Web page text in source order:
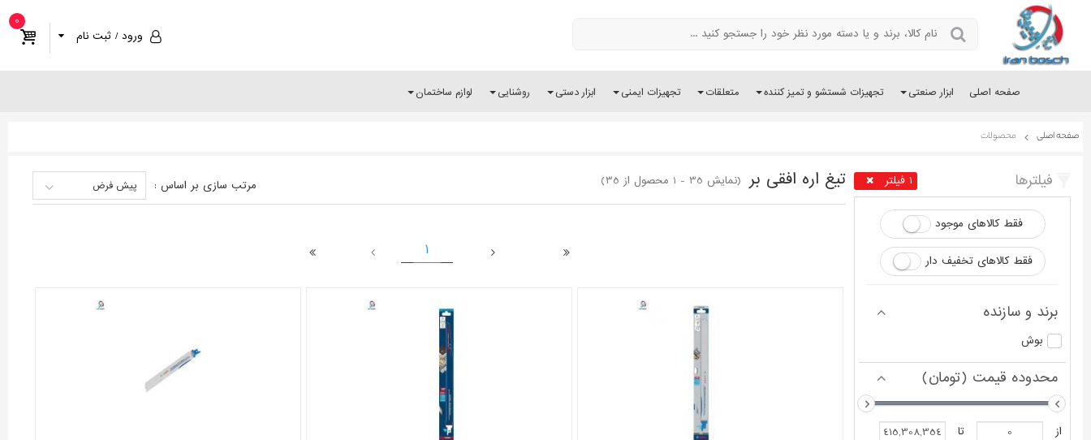
0
ورود / ثبت نام
صفحه اصلی ابزار صنعتی تجهیزات شستشو و تمیز کننده متعلقات تجهیزات ایمنی ابزار دستی روشنایی لوازم ساختمان
صفحه اصلی محصولات
فیلترها 1 فیلتر
فقط کالاهای موجود
فقط کالاهای تخفیف دار
برند و سازنده
بوش
محدوده قیمت (تومان)
از تا
تیغ اره افقی بر (نمایش 35 - 1 محصول از 35) مرتب سازی بر اساس: پیش فرض
1